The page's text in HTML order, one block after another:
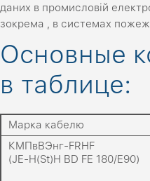
даних в промисловій
зокрема , в системах
Основные
в таблице:
Марка кабелю
КМПвВЭнг-FRHF
(JE-H(St)H BD FE 180/E90)